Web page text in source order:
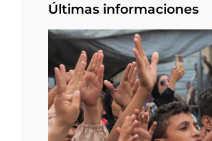
Últimas informaciones